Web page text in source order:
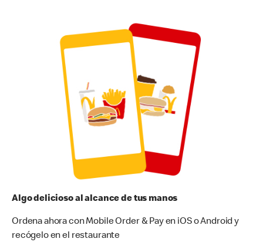
Algo delicioso al alcance de tus manos
Ordena ahora con Mobile Order & Pay en iOS o Android y
recógelo en el restaurante